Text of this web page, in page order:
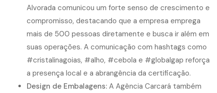
Alvorada comunicou um forte senso de crescimento e
compromisso, destacando que a empresa emprega
mais de 500 pessoas diretamente e busca ir além em
suas operações. A comunicação com hashtags como
#cristalinagoias, #alho, #cebola e #globalgap reforça
a presença local e a abrangência da certificação.
Design de Embalagens: A Agência Carcará também